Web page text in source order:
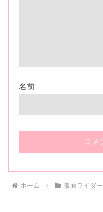
名前
ホーム 仮面ライダー